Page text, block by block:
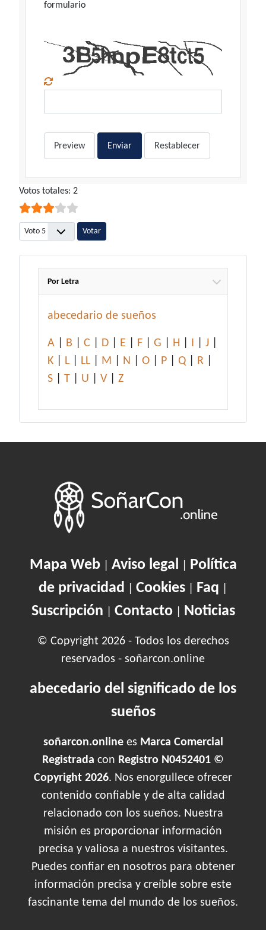
formulario
Preview Enviar Restablecer
Ratio:3/5
Votos totales: 2
Por favor, vote
Por Letra
abecedario de sueños
A B C D E F G H I J
K
L LL M N O P Q R
S
T U V Z
Mapa Web| Aviso legal
Política
de privacidad
Cookies Faq
Suscripción Contacto| Noticias
© Copyright 2026 - Todos los derechos
reservados - soñarcon.online
abecedario del significado de los
sueños
soñarcon.onlinees Marca Comercial
Registrada con Registro N0452401 ©
Copyright 2026. Nos enorgullece ofrecer
contenido confiable y de alta calidad
relacionado con los sueños. Nuestra
misión es proporcionar información
precisa y valiosa a nuestros visitantes.
Puedes confiar en nosotros para obtener
información precisa y creíble sobre este
fascinante tema del mundo de los sueños.